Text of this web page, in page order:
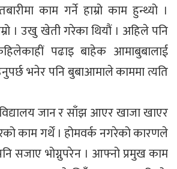
काम गर्ने हाम्रो काम हुन्थ्यो ।
। उखु खेती गरेका थियौं । अहिले पनि
पढाइ बाहेक आमाबुबालाई
भनेर पनि बुबाआमाले काममा त्यति
जान र साँझ आएर खाजा खाएर
काम गर्थें । होमवर्क नगरेको कारणले
सजाए भोग्नुपरेन । आफ्नो प्रमुख काम